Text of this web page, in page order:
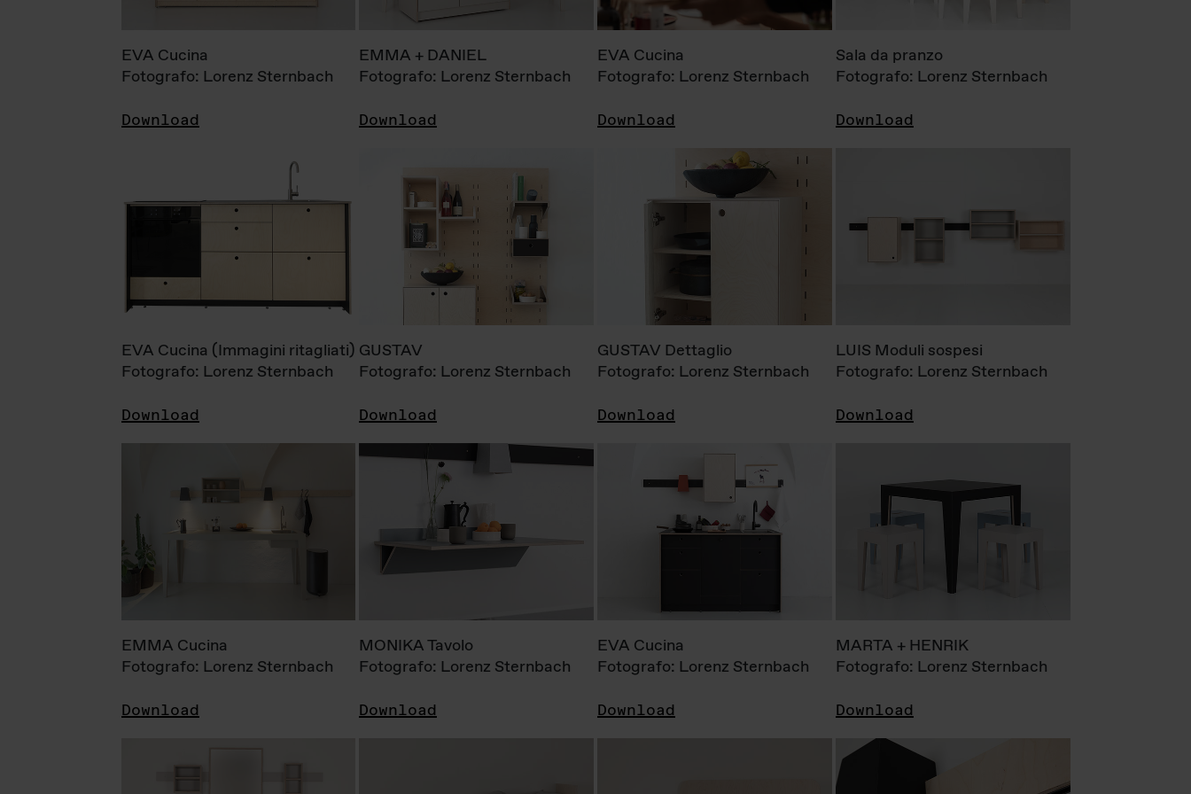
EVA Cucina
Fotografo: Lorenz Sternbach
Download
EMMA + DANIEL
Fotografo: Lorenz Sternbach
Download
EVA Cucina
Fotografo: Lorenz Sternbach
Download
Sala da pranzo
Fotografo: Lorenz Sternbach
Download
EVA Cucina (Immagini ritagliati)
Fotografo: Lorenz Sternbach
Download
GUSTAV
Fotografo: Lorenz Sternbach
Download
GUSTAV Dettaglio
Fotografo: Lorenz Sternbach
Download
LUIS Moduli sospesi
Fotografo: Lorenz Sternbach
Download
EMMA Cucina
Fotografo: Lorenz Sternbach
Download
MONIKA Tavolo
Fotografo: Lorenz Sternbach
Download
EVA Cucina
Fotografo: Lorenz Sternbach
Download
MARTA + HENRIK
Fotografo: Lorenz Sternbach
Download